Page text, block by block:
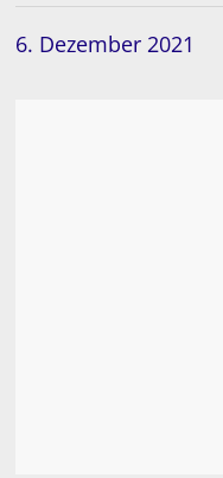
6. Dezember 2021